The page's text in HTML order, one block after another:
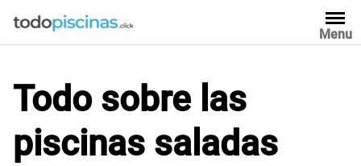
contenido
Menu
Todo sobre las
piscinas saladas